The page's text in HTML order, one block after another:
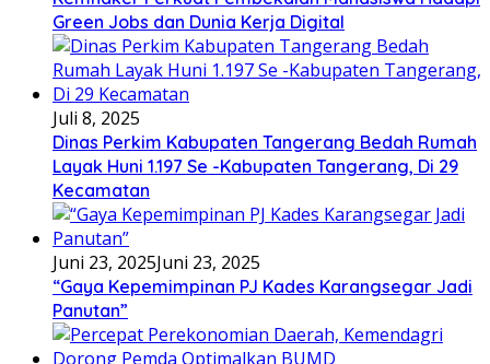
Green Jobs dan Dunia Kerja Digital
Juli 8, 2025
Dinas Perkim Kabupaten Tangerang Bedah Rumah
Layak Huni 1.197 Se -Kabupaten Tangerang, Di 29
Kecamatan
Juni 23, 2025Juni 23, 2025
“Gaya Kepemimpinan PJ Kades Karangsegar Jadi
Panutan”